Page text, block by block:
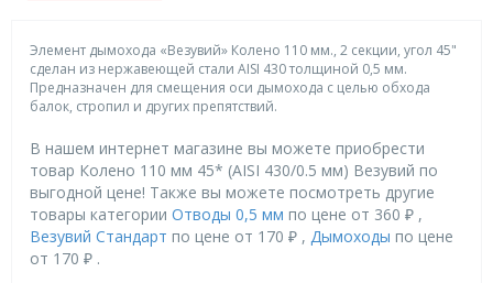
Элемент дымохода «Везувий» Колено 110 мм., 2 секции, угол 45"
сделан из нержавеющей стали AISI 430 толщиной 0,5 мм.
Предназначен для смещения оси дымохода с целью обхода
балок, стропил и других препятствий.
В нашем интернет магазине вы можете приобрести
товар Колено 110 мм 45* (AISI 430/0.5 мм) Везувий по
выгодной цене! Также вы можете посмотреть другие
товары категории Отводы 0,5 мм по цене от 360 ₽ ,
Везувий Стандарт по цене от 170 ₽ , Дымоходы по цене
от 170 ₽ .